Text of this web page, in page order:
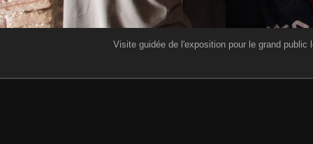
Visite guidée de l'exposition pour le grand public